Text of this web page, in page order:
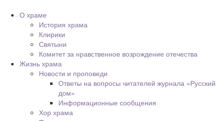
О храме
История храма
Клирики
Святыни
Комитет за нравственное возрождение отечества
Жизнь храма
Новости и проповеди
Ответы на вопросы читателей журнала «Русский
дом»
Информационные сообщения
Хор храма